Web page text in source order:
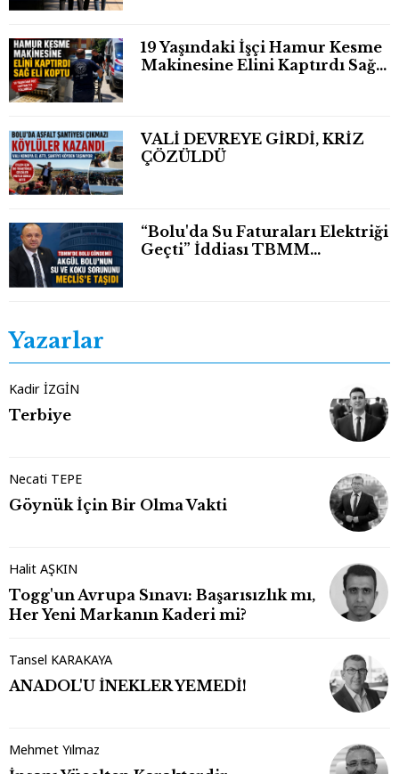
19 Yaşındaki İşçi Hamur Kesme
Makinesine Elini Kaptırdı Sağ
VALİ DEVREYE GİRDİ, KRİZ
ÇÖZÜLDÜ
“Bolu'da Su Faturaları Elektriği
Geçti” İddiası TBMM
Yazarlar
Kadir İZGİN
Terbiye
Necati TEPE
Göynük İçin Bir Olma Vakti
Halit AŞKIN
Togg'un Avrupa Sınavı: Başarısızlık mı,
Her Yeni Markanın Kaderi mi?
Tansel KARAKAYA
ANADOL'U İNEKLER YEMEDİ!
Mehmet Yılmaz